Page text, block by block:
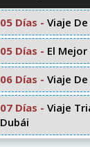
05 Días - Viaje
05 Días - El
06 Días - Viaje
07 Días - Viaje
Dubái